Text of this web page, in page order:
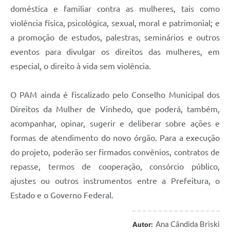
doméstica e familiar contra as mulheres, tais como
violência física, psicológica, sexual, moral e patrimonial; e
a promoção de estudos, palestras, seminários e outros
eventos para divulgar os direitos das mulheres, em
especial, o direito à vida sem violência.
O PAM ainda é fiscalizado pelo Conselho Municipal dos
Direitos da Mulher de Vinhedo, que poderá, também,
acompanhar, opinar, sugerir e deliberar sobre ações e
formas de atendimento do novo órgão. Para a execução
do projeto, poderão ser firmados convênios, contratos de
repasse, termos de cooperação, consórcio público,
ajustes ou outros instrumentos entre a Prefeitura, o
Estado e o Governo Federal.
Autor: Ana Cândida Briski